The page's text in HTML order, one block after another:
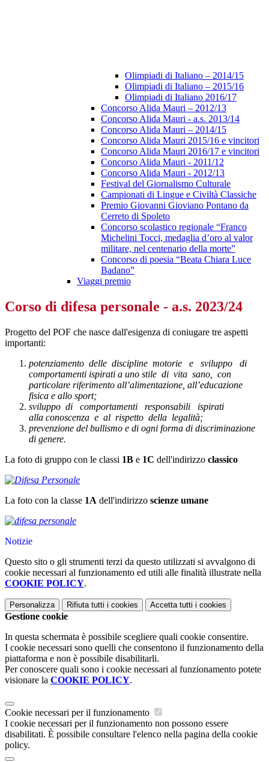
Olimpiadi di Italiano – 2014/15
Olimpiadi di Italiano – 2015/16
Olimpiadi di Italiano 2016/17
Concorso Alida Mauri – 2012/13
Concorso Alida Mauri - a.s. 2013/14
Concorso Alida Mauri – 2014/15
Concorso Alida Mauri 2015/16 e vincitori
Concorso Alida Mauri 2016/17 e vincitori
Concorso Alida Mauri - 2011/12
Concorso Alida Mauri - 2012/13
Festival del Giornalismo Culturale
Campionati di Lingue e Civiltà Classiche
Premio Giovanni Gioviano Pontano da
Cerreto di Spoleto
Concorso scolastico regionale “Franco
Michelini Tocci, medaglia d’oro al valor
militare, nel centenario della morte”
Concorso di poesia “Beata Chiara Luce
Badano”
Viaggi premio
Corso di difesa personale - a.s. 2023/24
Progetto del POF che nasce dall'esigenza di coniugare tre aspetti
importanti:
potenziamento delle discipline motorie e sviluppo di
comportamenti ispirati a uno stile di vita sano, con
particolare riferimento all’alimentazione, all’educazione
fisica e allo sport;
sviluppo di comportamenti responsabili ispirati
alla conoscenza e al rispetto della legalità;
prevenzione del bullismo e di ogni forma di discriminazione
di genere.
La foto di gruppo con le classi 1B e 1C dell'indirizzo classico
La foto con la classe 1A dell'indirizzo scienze umane
Notizie
Questo sito o gli strumenti terzi da questo utilizzati si avvalgono di
cookie necessari al funzionamento ed utili alle finalità illustrate nella
COOKIE POLICY.
Personalizza Rifiuta tutti i cookies Accetta tutti i cookies
Gestione cookie
In questa schermata è possibile scegliere quali cookie consentire.
I cookie necessari sono quelli che consentono il funzionamento della
piattaforma e non è possibile disabilitarli.
Per conoscere quali sono i cookie necessari al funzionamento potete
visionare la COOKIE POLICY.
Cookie necessari per il funzionamento
I cookie necessari per il funzionamento non possono essere
disabilitati. È possibile consultare l'elenco nella pagina della cookie
policy.